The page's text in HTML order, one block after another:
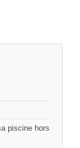
piscine hors